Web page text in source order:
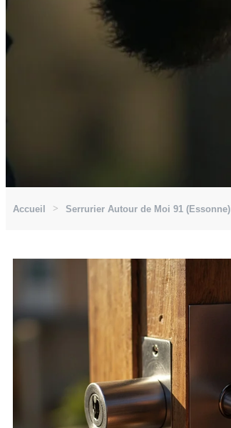
Accueil Serrurier Autour de Moi 91 (Essonne)